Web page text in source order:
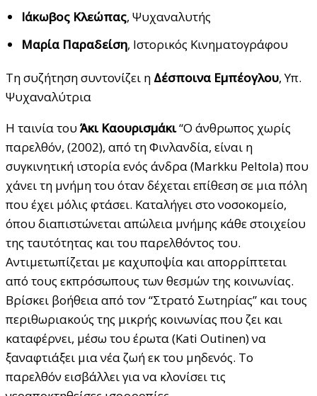
Ιάκωβος Κλεώπας, Ψυχαναλυτής
Μαρία Παραδείση, Ιστορικός Κινηματογράφου
Τη συζήτηση συντονίζει η Δέσποινα Εμπέογλου, Υπ.
Ψυχαναλύτρια
Η ταινία του Άκι Καουρισμάκι“Ο άνθρωπος χωρίς
παρελθόν, (2002), από τη Φινλανδία, είναι η
συγκινητική ιστορία ενός άνδρα (Markku Peltola) που
χάνει τη μνήμη του όταν δέχεται επίθεση σε μια πόλη
που έχει μόλις φτάσει. Καταλήγει στο νοσοκομείο,
όπου διαπιστώνεται απώλεια μνήμης κάθε στοιχείου
της ταυτότητας και του παρελθόντος του.
Αντιμετωπίζεται με καχυποψία και απορρίπτεται
από τους εκπρόσωπους των θεσμών της κοινωνίας.
Βρίσκει βοήθεια από τον “Στρατό Σωτηρίας” και τους
περιθωριακούς της μικρής κοινωνίας που ζει και
καταφέρνει, μέσω του έρωτα (Kati Outinen) να
ξαναφτιάξει μια νέα ζωή εκ του μηδενός. Το
παρελθόν εισβάλλει για να κλονίσει τις